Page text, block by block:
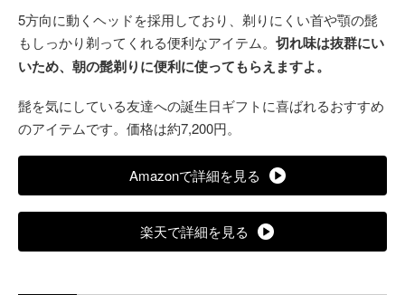
5方向に動くヘッドを採用しており、剃りにくい首や顎の髭
もしっかり剃ってくれる便利なアイテム。 切れ味は抜群にい
いため、朝の髭剃りに便利に使ってもらえますよ。
髭を気にしている友達への誕生日ギフトに喜ばれるおすすめ
のアイテムです。価格は約7,200円。
Amazonで詳細を見る
楽天で詳細を見る